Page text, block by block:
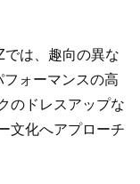
は、趣向の異な
ォーマンスの高
のドレスアップな
文化へアプローチ